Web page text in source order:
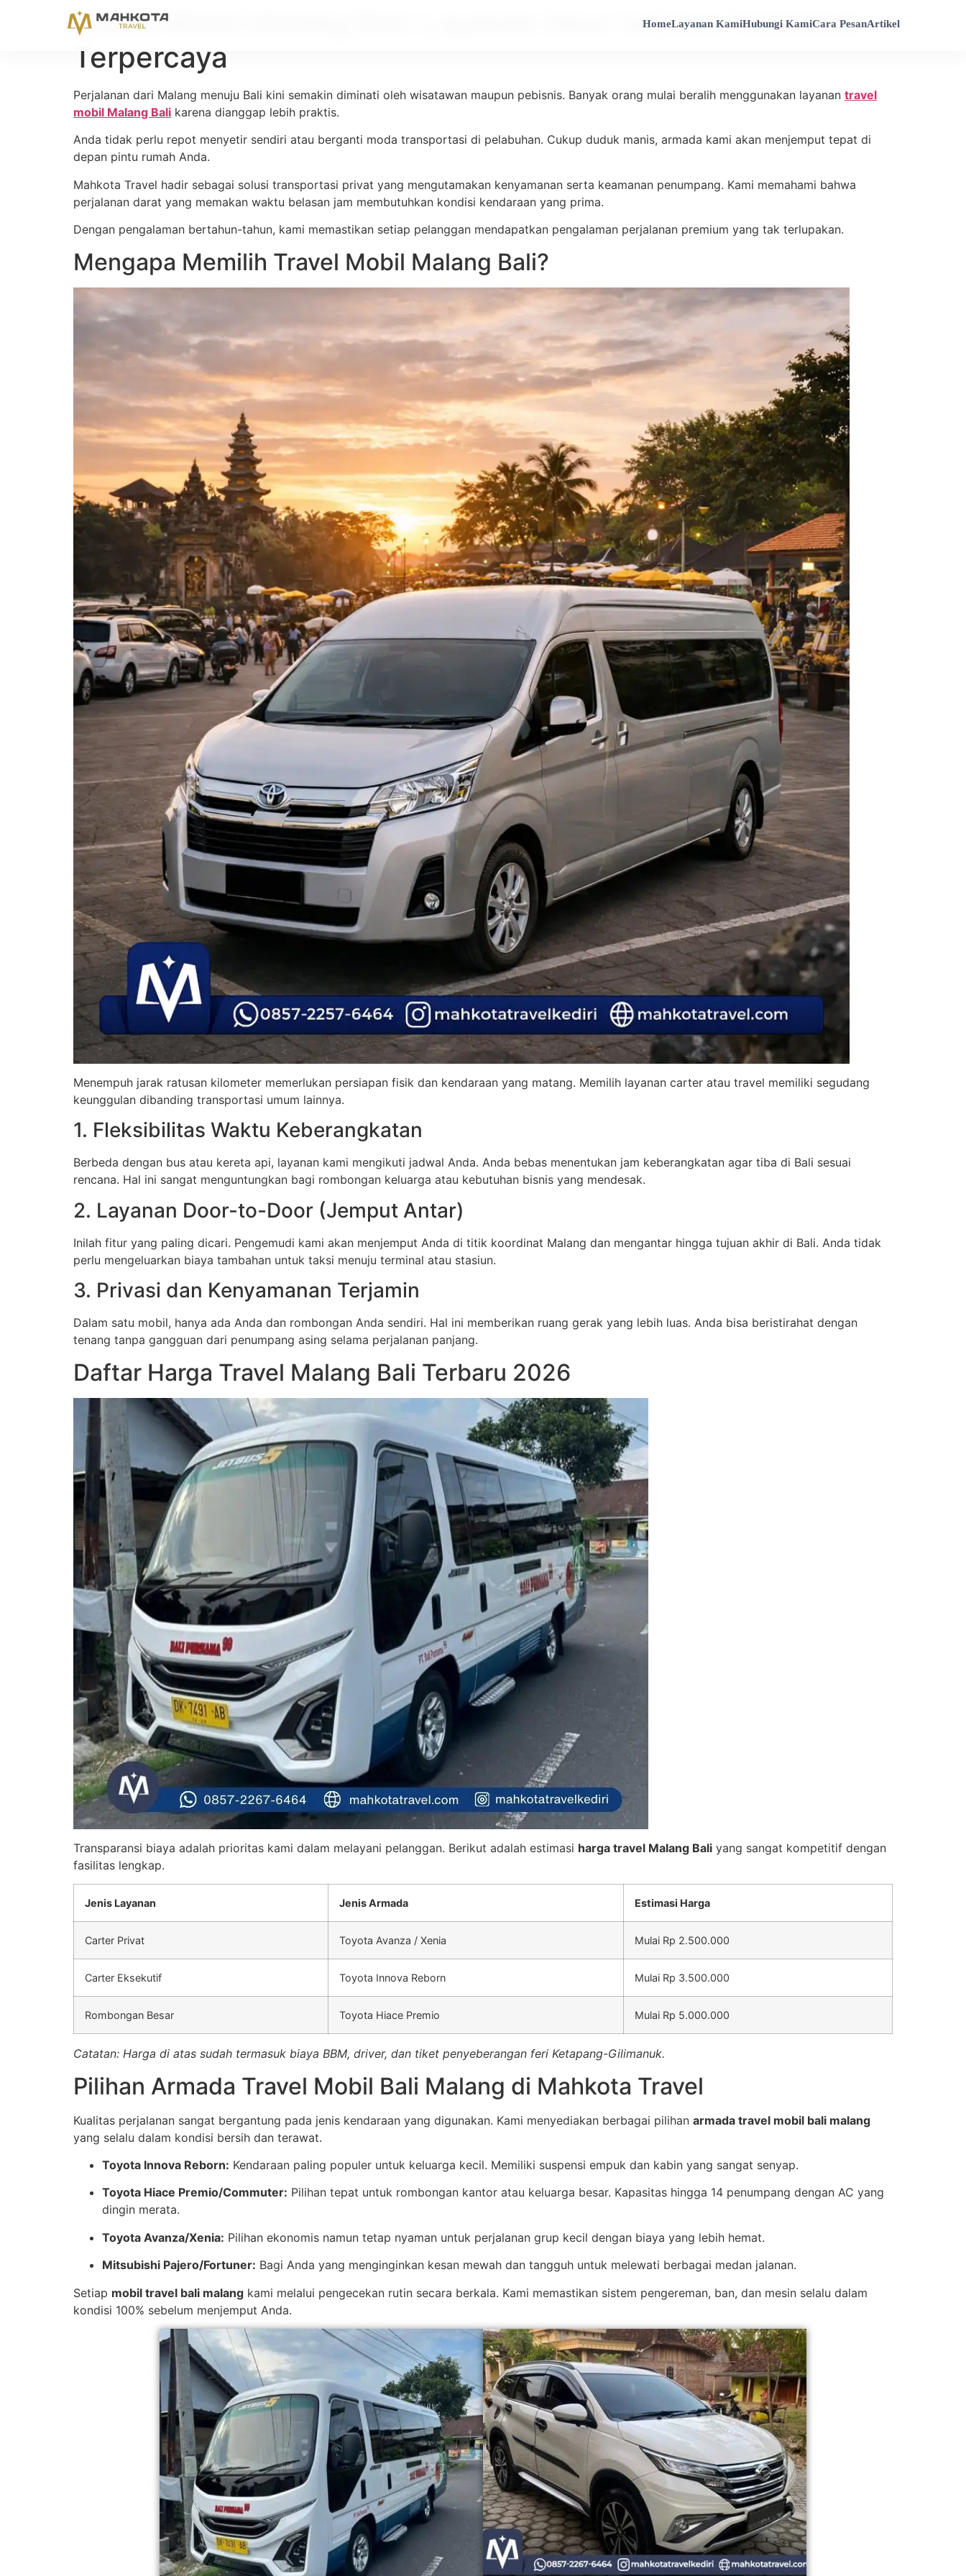
HomeLayanan KamiHubungi KamiCara PesanArtikel
Travel Mobil Malang Bali: Layanan Door to Door Terbaik &
Terpercaya
Perjalanan dari Malang menuju Bali kini semakin diminati oleh wisatawan maupun pebisnis. Banyak orang mulai beralih menggunakan layanan travel
mobil Malang Bali karena dianggap lebih praktis.
Anda tidak perlu repot menyetir sendiri atau berganti moda transportasi di pelabuhan. Cukup duduk manis, armada kami akan menjemput tepat di
depan pintu rumah Anda.
Mahkota Travel hadir sebagai solusi transportasi privat yang mengutamakan kenyamanan serta keamanan penumpang. Kami memahami bahwa
perjalanan darat yang memakan waktu belasan jam membutuhkan kondisi kendaraan yang prima.
Dengan pengalaman bertahun-tahun, kami memastikan setiap pelanggan mendapatkan pengalaman perjalanan premium yang tak terlupakan.
Mengapa Memilih Travel Mobil Malang Bali?
Menempuh jarak ratusan kilometer memerlukan persiapan fisik dan kendaraan yang matang. Memilih layanan carter atau travel memiliki segudang
keunggulan dibanding transportasi umum lainnya.
1. Fleksibilitas Waktu Keberangkatan
Berbeda dengan bus atau kereta api, layanan kami mengikuti jadwal Anda. Anda bebas menentukan jam keberangkatan agar tiba di Bali sesuai
rencana. Hal ini sangat menguntungkan bagi rombongan keluarga atau kebutuhan bisnis yang mendesak.
2. Layanan Door-to-Door (Jemput Antar)
Inilah fitur yang paling dicari. Pengemudi kami akan menjemput Anda di titik koordinat Malang dan mengantar hingga tujuan akhir di Bali. Anda tidak
perlu mengeluarkan biaya tambahan untuk taksi menuju terminal atau stasiun.
3. Privasi dan Kenyamanan Terjamin
Dalam satu mobil, hanya ada Anda dan rombongan Anda sendiri. Hal ini memberikan ruang gerak yang lebih luas. Anda bisa beristirahat dengan
tenang tanpa gangguan dari penumpang asing selama perjalanan panjang.
Daftar Harga Travel Malang Bali Terbaru 2026
Transparansi biaya adalah prioritas kami dalam melayani pelanggan. Berikut adalah estimasi harga travel Malang Bali yang sangat kompetitif dengan
fasilitas lengkap.
Jenis Layanan Jenis Armada Estimasi Harga
Carter Privat Toyota Avanza / Xenia Mulai Rp 2.500.000
Carter Eksekutif Toyota Innova Reborn Mulai Rp 3.500.000
Rombongan Besar Toyota Hiace Premio Mulai Rp 5.000.000
Catatan: Harga di atas sudah termasuk biaya BBM, driver, dan tiket penyeberangan feri Ketapang-Gilimanuk.
Pilihan Armada Travel Mobil Bali Malang di Mahkota Travel
Kualitas perjalanan sangat bergantung pada jenis kendaraan yang digunakan. Kami menyediakan berbagai pilihan armada travel mobil bali malang
yang selalu dalam kondisi bersih dan terawat.
Toyota Innova Reborn: Kendaraan paling populer untuk keluarga kecil. Memiliki suspensi empuk dan kabin yang sangat senyap.
Toyota Hiace Premio/Commuter: Pilihan tepat untuk rombongan kantor atau keluarga besar. Kapasitas hingga 14 penumpang dengan AC yang
dingin merata.
Toyota Avanza/Xenia: Pilihan ekonomis namun tetap nyaman untuk perjalanan grup kecil dengan biaya yang lebih hemat.
Mitsubishi Pajero/Fortuner: Bagi Anda yang menginginkan kesan mewah dan tangguh untuk melewati berbagai medan jalanan.
Setiap mobil travel bali malang kami melalui pengecekan rutin secara berkala. Kami memastikan sistem pengereman, ban, dan mesin selalu dalam
kondisi 100% sebelum menjemput Anda.